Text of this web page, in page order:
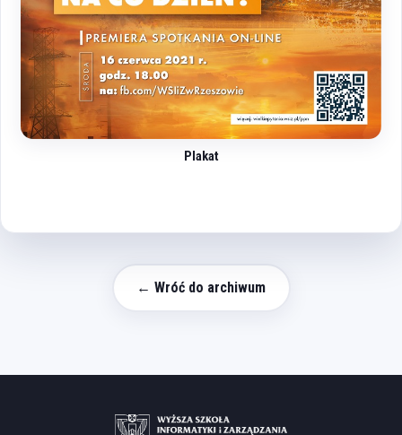
Plakat
← Wróć do archiwum